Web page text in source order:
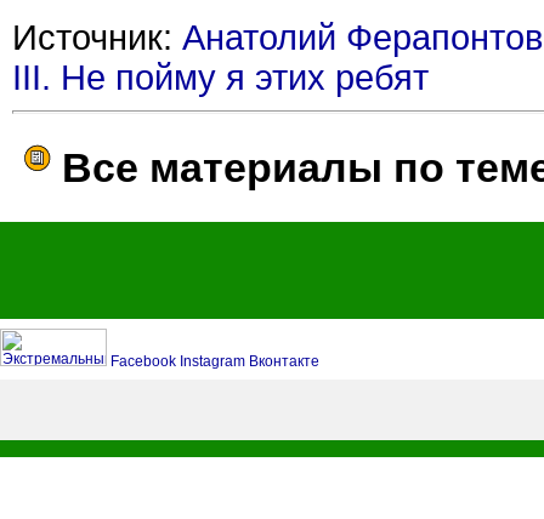
Источник: Анатолий
III. Не пойму я этих ребят
Все материалы по
Facebook Instagram Вконтакте